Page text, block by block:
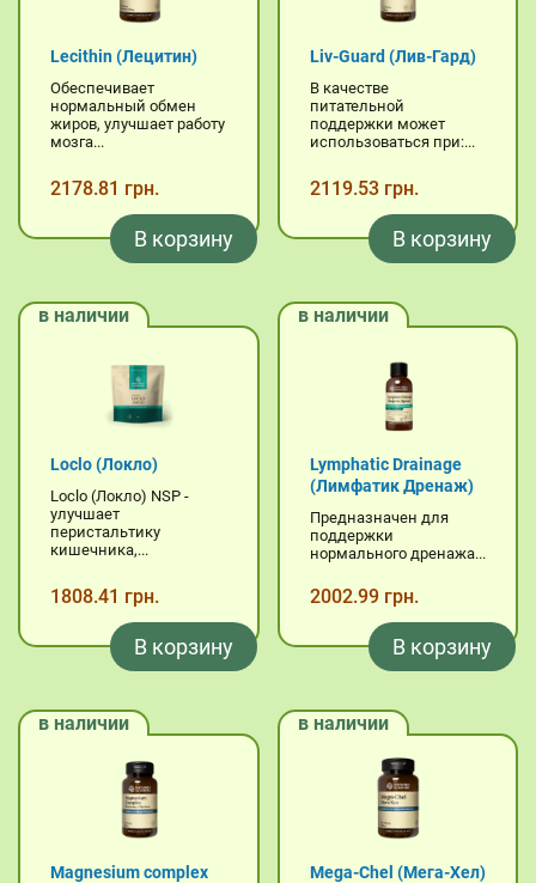
Lecithin (Лецитин)
Обеспечивает
нормальный обмен
жиров, улучшает работу
мозга...
2178.81 грн.
В корзину
Liv-Guard (Лив-Гард)
В качестве
питательной
поддержки может
использоваться при:...
2119.53 грн.
В корзину
в наличии
Loclo (Локло)
Loclo (Локло) NSP -
улучшает
перистальтику
кишечника,...
1808.41 грн.
В корзину
в наличии
Lymphatic Drainage
(Лимфатик Дренаж)
Предназначен для
поддержки
нормального дренажа...
2002.99 грн.
В корзину
в наличии
Magnesium complex
в наличии
Mega-Chel (Мега-Хел)